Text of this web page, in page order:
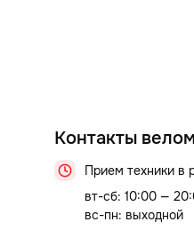
Контакты
Прием техники в
вт-сб: 10:00 —
вс-пн: выходной